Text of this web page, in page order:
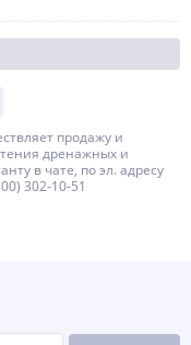
продажу и
дренажных и
в чате, по эл. адресу
302-10-51